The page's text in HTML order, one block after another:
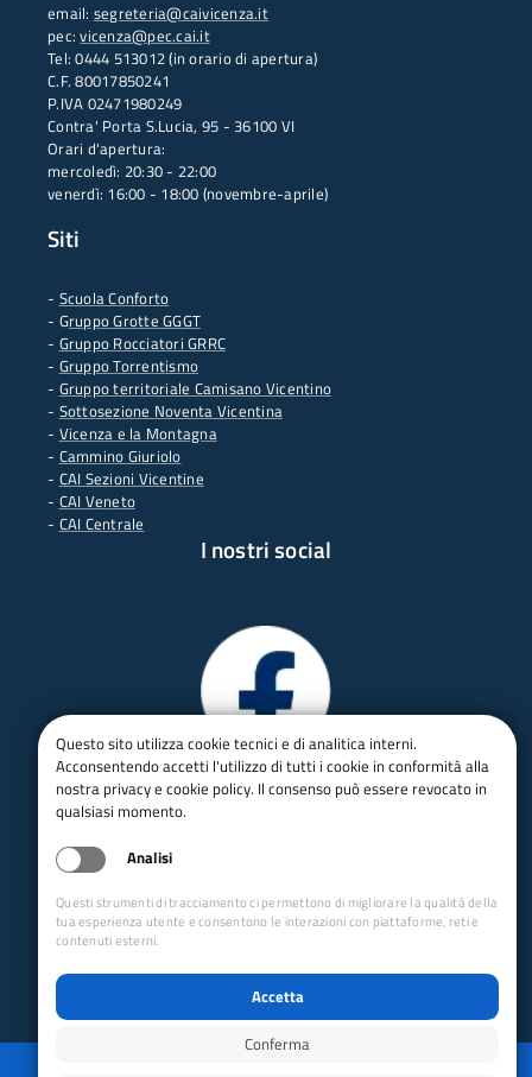
email: segreteria@caivicenza.it
pec:vicenza@pec.cai.it
Tel: 0444 513012 (in orario di apertura)
C.F. 80017850241
P.IVA 02471980249
Contra' Porta S.Lucia, 95 - 36100 VI
Orari d'apertura:
mercoledì: 20:30 - 22:00
venerdì: 16:00 - 18:00 (novembre-aprile)
Siti
- Scuola Conforto
- Gruppo Grotte GGGT
- Gruppo Rocciatori GRRC
- Gruppo Torrentismo
- Gruppo territoriale Camisano Vicentino
- Sottosezione Noventa Vicentina
- Vicenza e la Montagna
- Cammino Giuriolo
- CAI Sezioni Vicentine
- CAI Veneto
- CAI Centrale
I nostri social
Questo sito utilizza cookie tecnici e di analitica interni.
Acconsentendo accetti l'utilizzo di tutti i cookie in conformità alla
nostra privacy e cookie policy. Il consenso può essere revocato in
qualsiasi momento.
Analisi
Questi strumenti di tracciamento ci permettono di migliorare la qualità della
tua esperienza utente e consentono le interazioni con piattaforme, reti e
contenuti esterni.
Accetta
Conferma